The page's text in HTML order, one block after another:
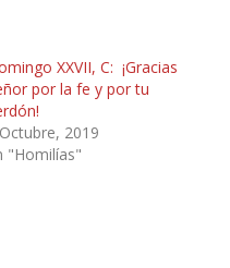
XXVII, C: ¡Gracias
por la fe y por tu
2019
"Homilías"